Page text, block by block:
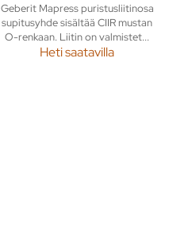
Geberit Mapress puristusliitinosa
supitusyhde sisältää CIIR mustan
O-renkaan. Liitin on valmistet...
Heti saatavilla